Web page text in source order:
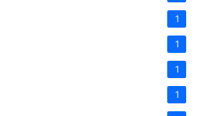
1
1
1
1